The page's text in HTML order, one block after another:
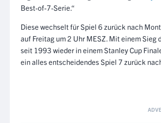
Best-of-7-Serie.“
Diese wechselt für Spiel 6 zurück nach
auf Freitag um 2 Uhr MESZ. Mit einem Sieg
seit 1993 wieder in einem Stanley Cup
ein alles entscheidendes Spiel 7 zurück